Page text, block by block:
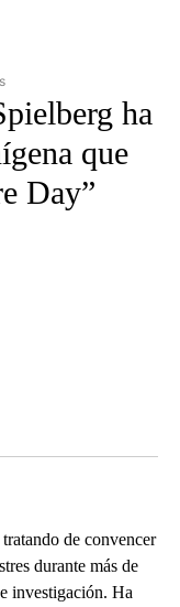
TO RECEIVE
ha
que
Day”
de convencer
durante más de
investigación. Ha